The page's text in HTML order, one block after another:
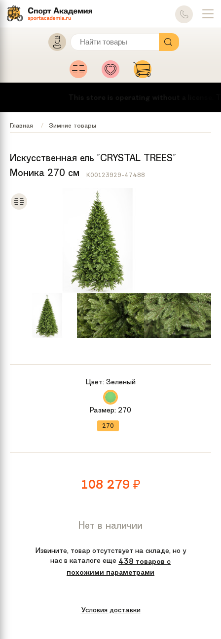
This store is operating without a license.
Главная Зимние товары
Искусственная ель "CRYSTAL TREES"
Моника 270 см
K00123929-47488
108 279 ₽
Нет в наличии
Извините, товар отсутствует на складе, но у
нас в каталоге еще 438 товаров с
похожими параметрами
Цвет: Зеленый
Размер: 270
270
Условия доставки